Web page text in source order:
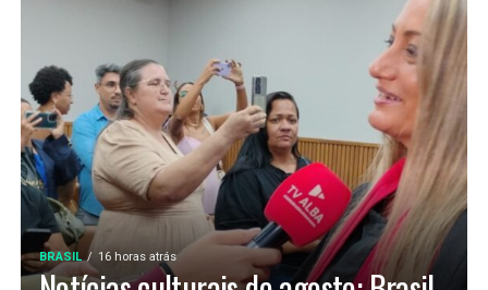
BRASIL 16 horas atrás